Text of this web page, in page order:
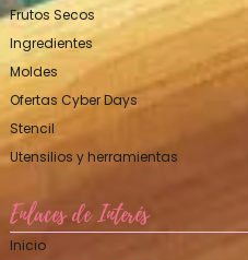
Frutos Secos
Ingredientes
Moldes
Ofertas Cyber Days
Stencil
Utensilios y herramientas
Enlaces de Interés
Inicio